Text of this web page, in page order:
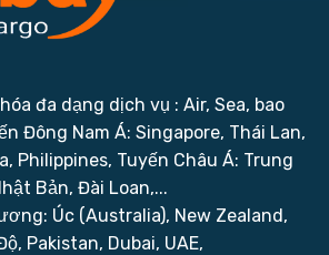
đa dạng dịch vụ : Air, Sea, bao
Đông Nam Á: Singapore, Thái Lan,
Philippines, Tuyến Châu Á: Trung
Bản, Đài Loan,...
Úc (Australia), New Zealand,
Pakistan, Dubai, UAE,